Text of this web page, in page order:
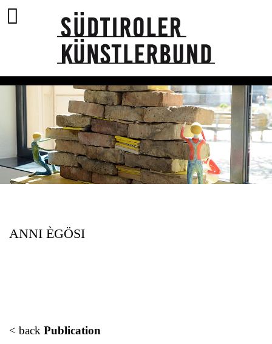
ANNI ÈGÖSI
< back Publication